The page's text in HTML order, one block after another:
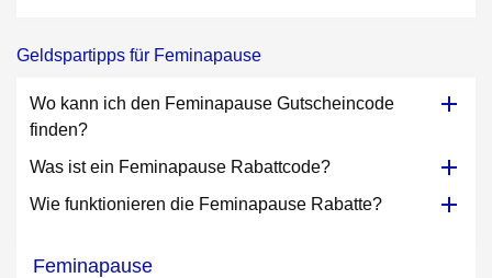
Geldspartipps für Feminapause
Wo kann ich den Feminapause Gutscheincode
finden?
Was ist ein Feminapause Rabattcode?
Wie funktionieren die Feminapause Rabatte?
Feminapause